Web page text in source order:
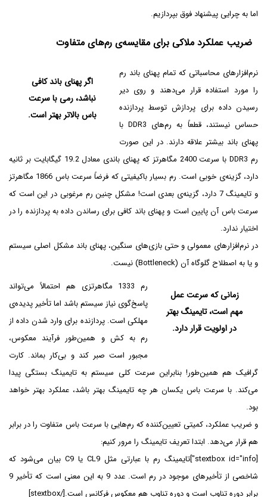
اما به چرایی پیشنهاد فوق بپردازیم.
ضریب عملکرد ملاکی برای مقایسه‌ی رم‌های متفاوت
اگر پهنای باند کافی
نباشد، رمی با سرعت
باس بالاتر بهتر است.
نرم‌افزارهای محاسباتی که تمام پهنای باند رم
را مورد استفاده قرار می‌دهند و روی دیر
رسیدن داده برای پردازش توسط پردازنده
حساس نیستند، قطعاً به رم‌های DDR3 با
پهنای باند بیشتر علاقه دارند. در این صورت
رم DDR3 با سرعت 2400 مگاهرتز که پهنای باندی معادل 19.2 گیگابایت بر ثانیه
دارد، گزینه‌ی خوبی است. رم بسیار باکیفیتی که فرضاً سرعت باس 1866 مگاهرتز
و تایمینگ 7 دارد، گزینه‌ی بعدی است! مشکل چنین رم مرغوبی در این است که
سرعت باس آن پایین است و پهنای باند کافی برای رساندن داده به پردازنده را در
اختیار ندارد.
در نرم‌افزارهای معمولی و حتی بازی‌های سنگین، پهنای باند مشکل اصلی سیستم
و یا به اصطلاح گلوگاه آن (Bottleneck) نیست.
زمانی که سرعت عمل
مهم است، تایمینگ بهتر
در اولویت قرار دارد.
رم 1333 مگاهرتزی هم احتمالاً می‌تواند
پاسخ‌گوی نیاز سیستم باشد اما تأخیر پدیده‌ی
مهلکی است. پردازنده برای وارد شدن داده از
رم به کش و همین‌طور فرآیند معکوس،
مجبور است صبر کند و بی‌کار بماند. کارت
گرافیک هم همین‌طور! بنابراین سرعت کلی سیستم به تایمینگ بستگی پیدا
می‌کند. با سرعت باس یکسان هر چه تایمینگ بهتر باشد، عملکرد بهتر خواهد
بود.
و ضریب عملکرد، کمیتی تعیین‌کننده که رم‌هایی با سرعت باس متفاوت را در برابر
هم قرار می‌دهد. ابتدا تعریف تایمینگ را مرور کنیم:
[stextbox id="info"]تایمینگ رم با عبارتی مثل CL9 یا C9 بیان می‌شود که
شاخصی از تأخیرهای موجود در رم است. عدد 9 به این معنی است که تأخیر 9
برابر دوره تناوب است و دوره تناوب هم معکوس فرکانس است.[/stextbox]